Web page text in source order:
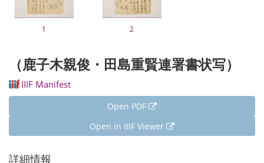
1 2
（鹿子木親俊・田島重賢連署書状写）
IIIF Manifest
Open PDF
Open in IIIF Viewer
詳細情報